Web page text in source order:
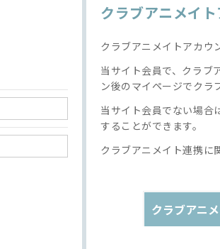
クラブアニメイ
クラブアニメイトアカウ
当サイト会員で、クラブ
ン後のマイページでクラ
当サイト会員でない場合
することができます。
クラブアニメイト連携に
クラブアニ